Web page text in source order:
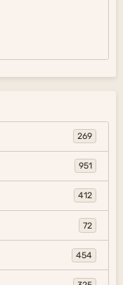
269
951
412
72
454